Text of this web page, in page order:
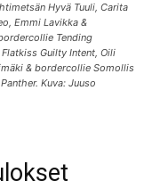
Hyvä Tuuli, Carita
Emmi Lavikka &
Tending
Guilty Intent, Oili
& bordercollie Somollis
Kuva: Juuso